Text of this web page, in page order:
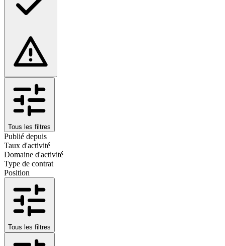
Tous les filtres
Publié depuis
Taux d'activité
Domaine d'activité
Type de contrat
Position
Tous les filtres